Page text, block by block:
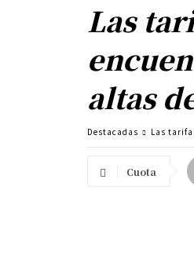
Las
altas
Destacadas Las
Cuota